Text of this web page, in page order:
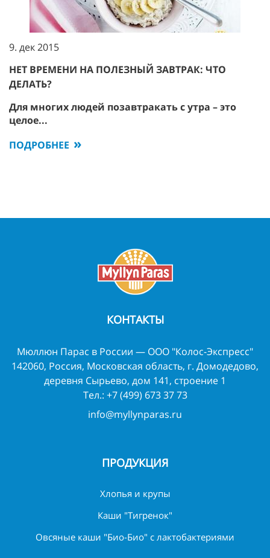
9. дек 2015
НЕТ ВРЕМЕНИ НА ПОЛЕЗНЫЙ ЗАВТРАК: ЧТО
ДЕЛАТЬ?
Для многих людей позавтракать с утра – это
целое...
ПОДРОБНЕЕ
КОНТАКТЫ
Мюллюн Парас в России — ООО "Колос-Экспресс"
142060, Россия, Московская область, г. Домодедово,
деревня Сырьево, дом 141, строение 1
Тел.: +7 (499) 673 37 73
info@myllynparas.ru
ПРОДУКЦИЯ
Хлопья и крупы
Каши "Тигренок"
Овсяные каши "Био-Био" с лактобактериями